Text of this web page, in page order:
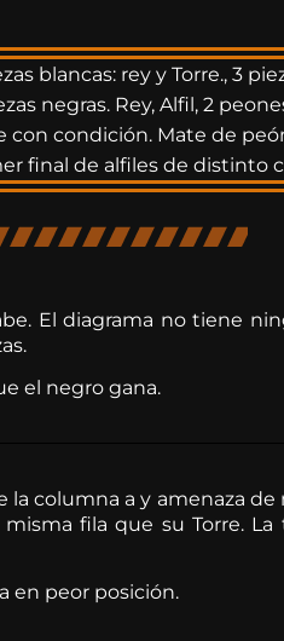
blancas: rey y Torre., 3
negras. Rey, Alfil, 2
con condición. Mate de
final de alfiles de distinto
El diagrama no tiene
el negro gana.
columna a y amenaza
fila que su Torre.
en peor posición.